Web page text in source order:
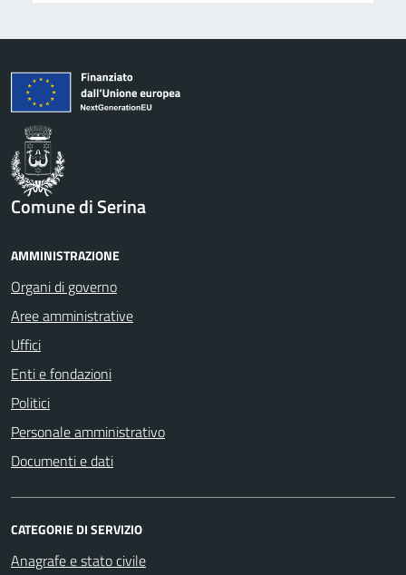
Comune di Serina
AMMINISTRAZIONE
Organi di governo
Aree amministrative
Uffici
Enti e fondazioni
Politici
Personale amministrativo
Documenti e dati
CATEGORIE DI SERVIZIO
Anagrafe e stato civile